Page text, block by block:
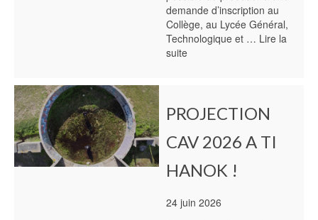
demande d’inscription au
Collège, au Lycée Général,
Technologique et … Lire la
suite
PROJECTION
CAV 2026 A TI
HANOK !
24 juin 2026